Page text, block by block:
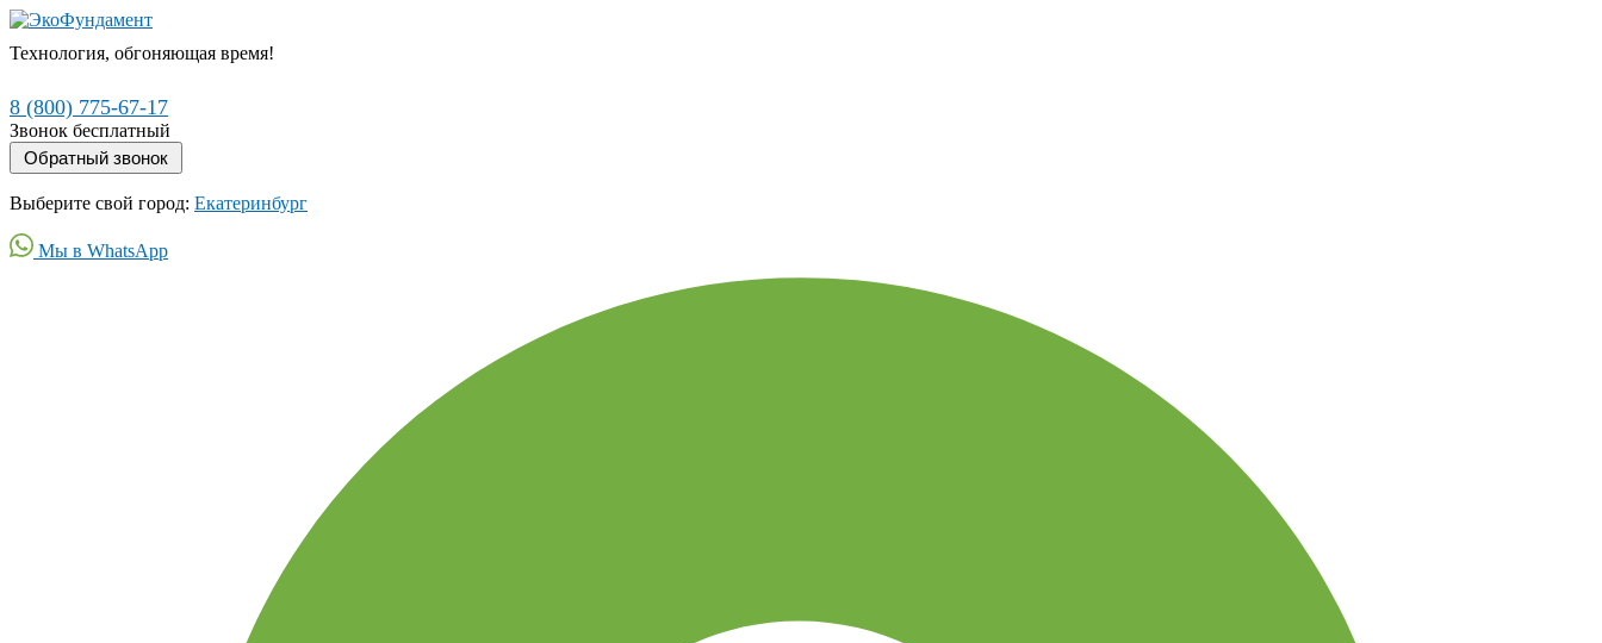
Технология, обгоняющая время!
8 (800) 775-67-17
Звонок бесплатный
Выберите свой город: Екатеринбург
Мы в WhatsApp